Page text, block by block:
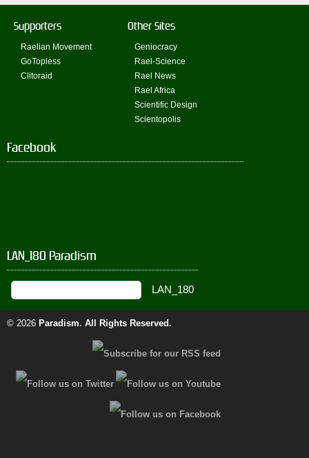
Supporters
Raelian Movement
GoTopless
Clitoraid
Other Sites
Geniocracy
Rael-Science
Rael News
Rael Africa
Scientific Design
Scientopolis
Facebook
LAN_180 Paradism
© 2026 Paradism. All Rights Reserved.